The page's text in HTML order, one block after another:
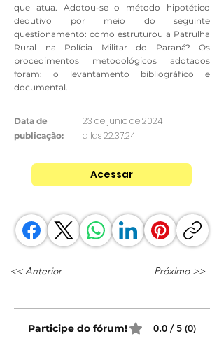
que atua. Adotou-se o método hipotético
dedutivo por meio do seguinte
questionamento: como estruturou a Patrulha
Rural na Polícia Militar do Paraná? Os
procedimentos metodológicos adotados
foram: o levantamento bibliográfico e
documental.
Data de
publicação:
23 de junio de 2024
a las 22:37:24
Acessar
<< Anterior Próximo >>
Participe do fórum! 0.0 / 5 (0)